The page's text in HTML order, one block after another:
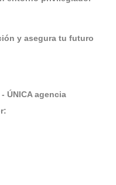
y asegura tu futuro
- ÚNICA agencia